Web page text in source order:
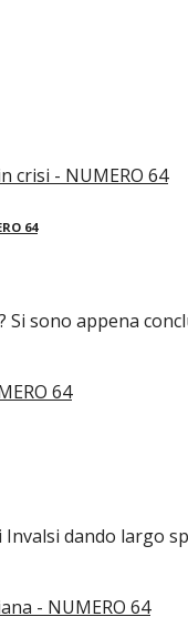
64
Si sono appena
dando largo